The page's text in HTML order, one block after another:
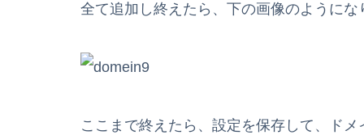
全て追加し終えたら、下の画像のようにな
ここまで終えたら、設定を保存して、ド